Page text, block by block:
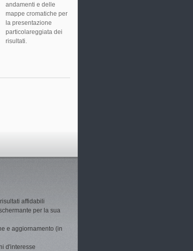
andamenti e delle
mappe cromatiche per
la presentazione
particolareggiata dei
risultati.
affidabili
per la sua
e aggiornamento (in
d'interesse